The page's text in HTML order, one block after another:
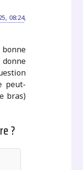
08:24,
peut-
bras)
?